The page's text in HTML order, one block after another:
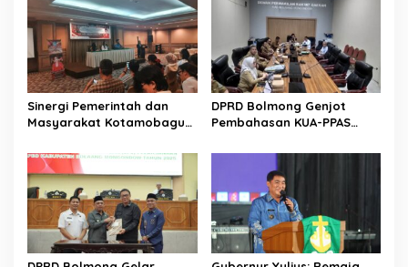
Sinergi Pemerintah dan
Masyarakat Kotamobagu
Golda Pinontoan
DPRD Bolmong Genjot
Pembahasan KUA-PPAS